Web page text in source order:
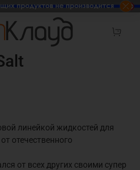
линейкой жидкостей для
отечественного
от всех других своими супер